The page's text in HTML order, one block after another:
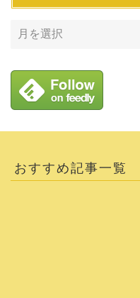
おすすめ記事一覧